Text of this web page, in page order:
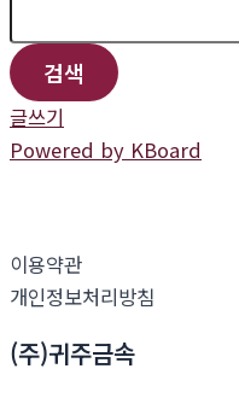
검색
글쓰기
Powered by KBoard
이용약관
개인정보처리방침
(주)귀주금속